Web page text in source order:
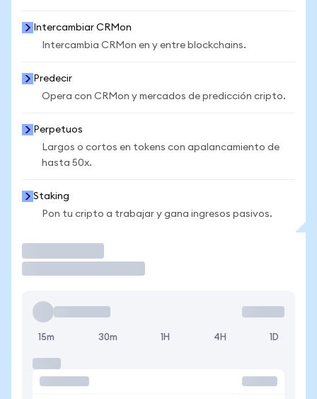
Intercambiar CRMon
Intercambia CRMon en y entre blockchains.
Predecir
Opera con CRMon y mercados de predicción cripto.
Perpetuos
Largos o cortos en tokens con apalancamiento de
hasta 50x.
Staking
Pon tu cripto a trabajar y gana ingresos pasivos.
15m 30m 1H 4H 1D